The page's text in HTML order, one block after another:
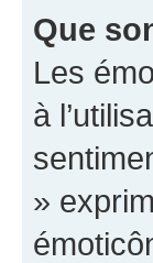
Que
Les
à
»